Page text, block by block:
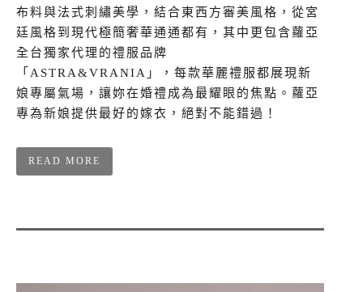
布料與法式刺繡美學，結合東西方審美風格，從宮
廷風格到現代極簡奢華通通都有，其中更包含蘿亞
全台獨家代理的禮服品牌
「ASTRA&VRANIA」，每款華麗禮服都展現新
娘專屬氣場，讓妳在婚禮成為最耀眼的焦點。蘿亞
專為新娘提供最好的嫁衣，絕對不能錯過！
READ MORE